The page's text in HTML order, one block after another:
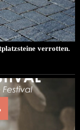
verrotten.